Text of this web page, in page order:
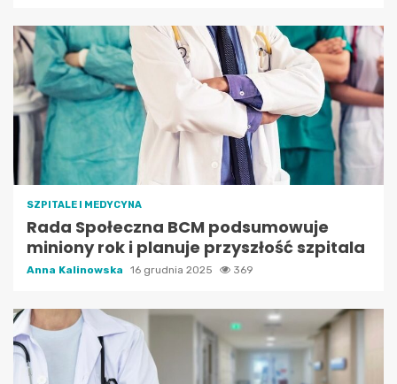
SZPITALE I MEDYCYNA
Rada Społeczna BCM podsumowuje
miniony rok i planuje przyszłość szpitala
Anna Kalinowska 16 grudnia 2025 369